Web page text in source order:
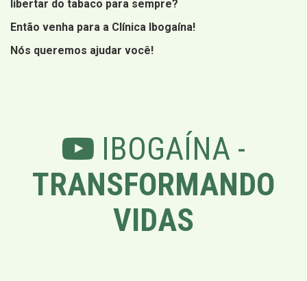
libertar do tabaco para sempre?
Então venha para a Clínica Ibogaína!
Nós queremos ajudar você!
IBOGAÍNA -
TRANSFORMANDO
VIDAS